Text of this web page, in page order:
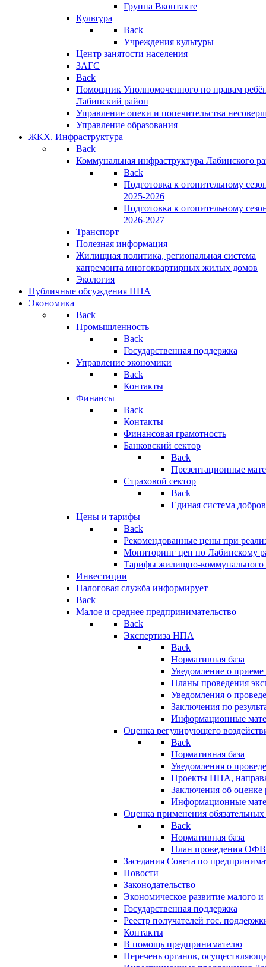
Группа Вконтакте
Культура
Back
Учреждения культуры
Центр занятости населения
ЗАГС
Back
Помощник Уполномоченного по правам
Лабинский район
Управление опеки и попечительства
Управление образования
ЖКХ. Инфраструктура
Back
Коммунальная инфраструктура Лабинского
Back
Подготовка к отопительному
2025-2026
Подготовка к отопительному
2026-2027
Транспорт
Полезная информация
Жилищная политика, региональная система
капремонта многоквартирных жилых домов
Экология
Публичные обсуждения НПА
Экономика
Back
Промышленность
Back
Государственная поддержка
Управление экономики
Back
Контакты
Финансы
Back
Контакты
Финансовая грамотность
Банковский сектор
Back
Презентационные
Страховой сектор
Back
Единая система
Цены и тарифы
Back
Рекомендованные цены при
Мониторинг цен по Лабинскому
Тарифы жилищно-коммунального
Инвестиции
Налоговая служба информирует
Back
Малое и среднее предпринимательство
Back
Экспертиза НПА
Back
Нормативная база
Уведомление о
Планы проведения
Уведомления о
Заключения по
Информационные
Оценка регулирующего
Back
Нормативная база
Уведомления о
Проекты НПА,
Заключения об
Информационные
Оценка применения
Back
Нормативная база
План проведения
Заседания Совета по
Новости
Законодательство
Экономическое развитие малого и
Государственная поддержка
Реестр получателей гос.
Контакты
В помощь предпринимателю
Перечень органов,